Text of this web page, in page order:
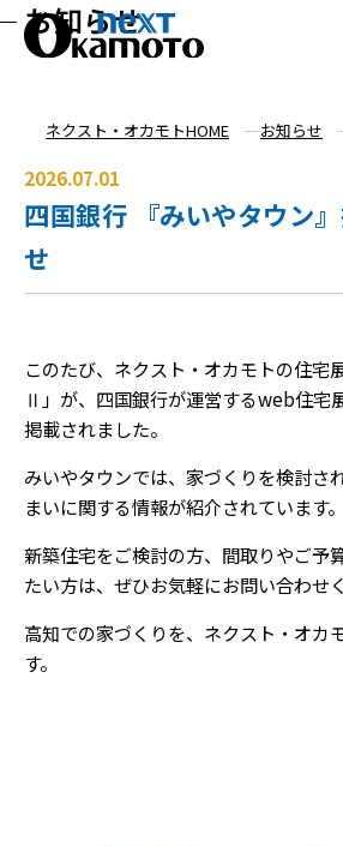
お知らせ
ネクスト・オカモトHOME お知らせ
2026.07.01
四国銀行 『みいやタウン
せ
このたび、ネクスト・オカモトの住
Ⅱ」が、四国銀行が運営するweb住宅
掲載されました。
みいやタウンでは、家づくりを検討さ
まいに関する情報が紹介されています。
新築住宅をご検討の方、間取りやご予
たい方は、ぜひお気軽にお問い合わせ
高知での家づくりを、ネクスト・オカ
す。